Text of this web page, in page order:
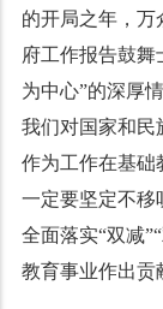
的开局之年，万
府工作报告鼓舞
为中心”的深厚
我们对国家和民
作为工作在基础
一定要坚定不移
全面落实“双减
教育事业作出贡